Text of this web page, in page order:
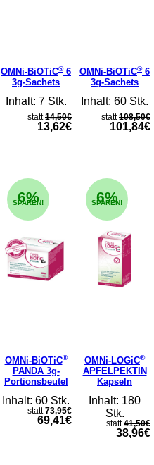
OMNi-BiOTiC®6
3g-Sachets
Inhalt: 7 Stk.
statt14,50€
13,62€
OMNi-BiOTiC®6
3g-Sachets
Inhalt: 60 Stk.
statt108,50€
101,84€
6%
SPAREN!
OMNi-BiOTiC®
PANDA 3g-
Portionsbeutel
Inhalt: 60 Stk.
statt73,95€
69,41€
6%
SPAREN!
OMNi-LOGiC®
APFELPEKTIN
Kapseln
Inhalt: 180
Stk.
statt41,50€
38,96€